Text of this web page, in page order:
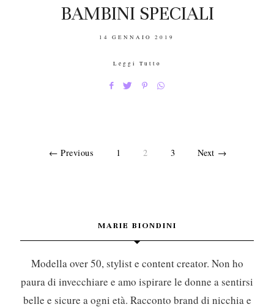
BAMBINI SPECIALI
POSTED
14 GENNAIO 2019
Leggi Tutto
← Previous 1 2 3 Next →
MARIE BIONDINI
Modella over 50, stylist e content creator. Non ho
paura di invecchiare e amo ispirare le donne a sentirsi
belle e sicure a ogni età. Racconto brand di nicchia e